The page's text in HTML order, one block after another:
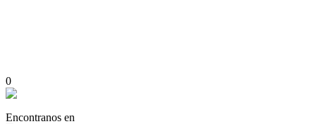
0
Encontranos en